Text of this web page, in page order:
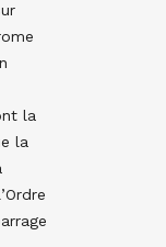
la
la